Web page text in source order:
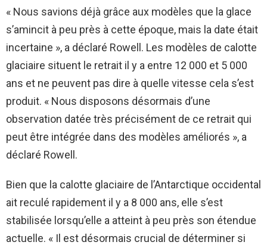
« Nous savions déjà grâce aux modèles que la glace
s’amincit à peu près à cette époque, mais la date était
incertaine », a déclaré Rowell. Les modèles de calotte
glaciaire situent le retrait il y a entre 12 000 et 5 000
ans et ne peuvent pas dire à quelle vitesse cela s’est
produit. « Nous disposons désormais d’une
observation datée très précisément de ce retrait qui
peut être intégrée dans des modèles améliorés », a
déclaré Rowell.
Bien que la calotte glaciaire de l’Antarctique occidental
ait reculé rapidement il y a 8 000 ans, elle s’est
stabilisée lorsqu’elle a atteint à peu près son étendue
actuelle. « Il est désormais crucial de déterminer si